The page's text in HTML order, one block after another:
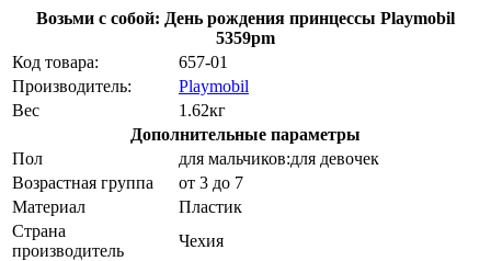
Возьми с собой: День рождения принцессы Playmobil
5359pm
Код товара:
657-01
Производитель:
Playmobil
Вес
1.62кг
Дополнительные параметры
Пол
для мальчиков:для девочек
Возрастная группа
от 3 до 7
Материал
Пластик
Страна
производитель
Чехия